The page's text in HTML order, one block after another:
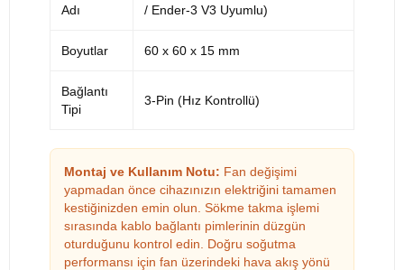
Adı
/ Ender-3 V3 Uyumlu)
Boyutlar 60 x 60 x 15 mm
Bağlantı
Tipi
3-Pin (Hız Kontrollü)
Montaj ve Kullanım Notu: Fan değişimi
yapmadan önce cihazınızın elektriğini tamamen
kestiğinizden emin olun. Sökme takma işlemi
sırasında kablo bağlantı pimlerinin düzgün
oturduğunu kontrol edin. Doğru soğutma
performansı için fan üzerindeki hava akış yönü